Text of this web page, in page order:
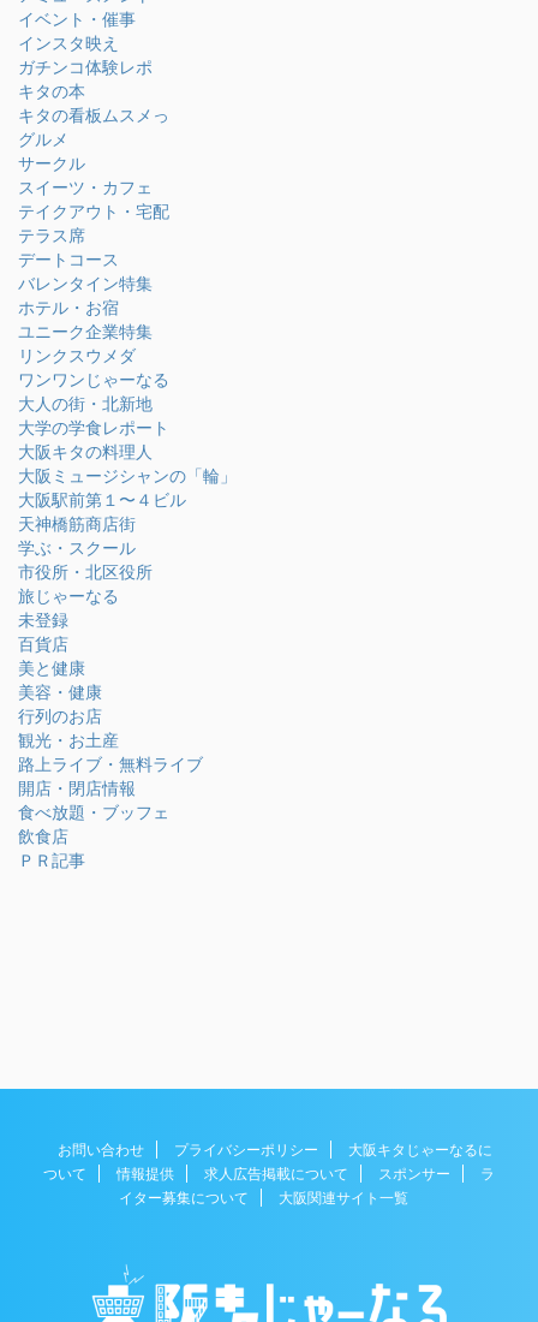
イベント・催事
インスタ映え
ガチンコ体験レポ
キタの本
キタの看板ムスメっ
グルメ
サークル
スイーツ・カフェ
テイクアウト・宅配
テラス席
デートコース
バレンタイン特集
ホテル・お宿
ユニーク企業特集
リンクスウメダ
ワンワンじゃーなる
大人の街・北新地
大学の学食レポート
大阪キタの料理人
大阪ミュージシャンの「輪」
大阪駅前第１〜４ビル
天神橋筋商店街
学ぶ・スクール
市役所・北区役所
旅じゃーなる
未登録
百貨店
美と健康
美容・健康
行列のお店
観光・お土産
路上ライブ・無料ライブ
開店・閉店情報
食べ放題・ブッフェ
飲食店
ＰＲ記事
お問い合わせ プライバシーポリシー
大阪キタじゃーなるに
ついて
情報提供 求人広告掲載について スポンサー
ラ
イター募集について
大阪関連サイト一覧